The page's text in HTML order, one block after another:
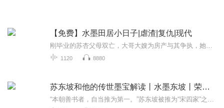
【免费】水墨田居小日子|虐渣|复仇|现代
1120 8880
苏东坡和他的传世墨宝解读丨水墨东坡丨荣宏君